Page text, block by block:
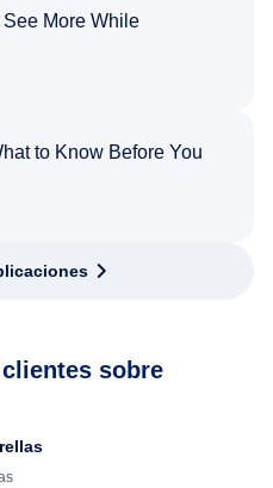
More While
to Know Before You
sobre